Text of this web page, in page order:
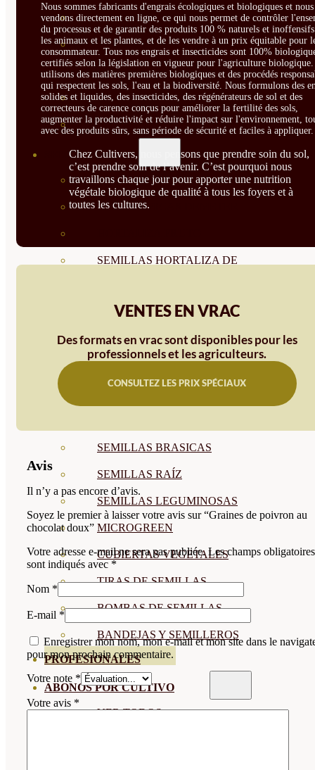
MATERIAS PRIMAS
PROTECCIÓN CULTIVOS Y
PLANTAS
PLANTAS INTERIOR
GROWPUNCH
SEMILLAS
VER TODAS
BIODINÁMICAS DEMETER
SEMILLAS HORTALIZA DE
SEMILLAS AROMÁTICAS
SEMILLAS FLORES
SEMILLAS BRASICAS
SEMILLAS RAÍZ
SEMILLAS LEGUMINOSAS
MICROGREEN
CUBIERTAS VEGETALES
TIRAS DE SEMILLAS
BOMBAS DE SEMILLAS
BANDEJAS Y SEMILLEROS
PROFESIONALES
ABONOS POR CULTIVO
VER TODOS
Nous sommes fabricants d'engrais écologiques et biologiques et nous
vendons directement en ligne, ce qui nous permet de contrôler
du processus et de garantir des produits 100 % naturels et
les animaux et les plantes, et de les vendre à un prix équitable pour
consommateur. Tous nos engrais et insecticides sont 100%
certifiés selon la législation en vigueur pour l'agriculture biologique.
utilisons des matières premières biologiques et des procédés
qui respectent les sols, l'eau et la biodiversité. Nous formulons des
solides et liquides, des insecticides, des régénérateurs de sol et des
correcteurs de carence conçus pour améliorer la fertilité des sols,
augmenter la productivité et réduire l'impact sur l'environnement,
avec des produits sûrs, sans période de sécurité et faciles à appliquer.
Chez Cultivers, nous pensons que prendre soin du sol,
c’est prendre soin de l’avenir. C’est pourquoi nous
travaillons chaque jour pour apporter une nutrition
végétale biologique de qualité à tous les foyers et à
toutes les cultures.
VENTES EN VRAC
Des formats en vrac sont disponibles pour les
professionnels et les agriculteurs.
CONSULTEZ LES PRIX SPÉCIAUX
Avis
Il n’y a pas encore d’avis.
Soyez le premier à laisser votre avis sur “Graines de poivron au
chocolat doux”
Votre adresse e-mail ne sera pas publiée. Les champs obligatoires
sont indiqués avec *
Nom *
E-mail *
Enregistrer mon nom, mon e-mail et mon site dans le
pour mon prochain commentaire.
Votre note *
Votre avis *